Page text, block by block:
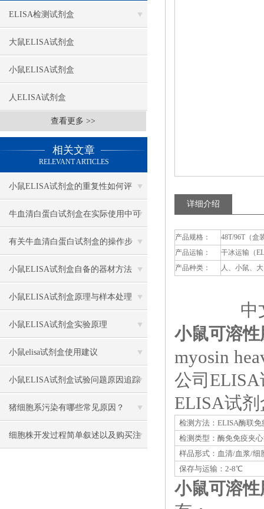
ELISA检测试剂盒
大鼠ELISA试剂盒
小鼠ELISA试剂盒
人ELISA试剂盒
查看更多 >>
相关文章
RELEVANT ARTICLES
小鼠ELISA试剂盒的重复性如何评
估？
牛血清白蛋白试剂盒在实际使用中可
分为多种类型测定
有关牛血清白蛋白试剂盒的操作步
骤，以下有详细说明
小鼠ELISA试剂盒自备的器材方法
小鼠ELISA试剂盒原理与样本处理
小鼠ELISA试剂盒实验原理
小鼠elisa试剂盒使用建议
小鼠ELISA试剂盒试验问题原因追踪
猪细胞系污染有哪些常见原因？
细胞株开发过程简单叙述以及购买注
详细介绍
产品规格：
48T/96T（盒
产品运输：
干冰运输（
产品种类：
人、小鼠、
中
小鼠可溶
myosin
公司
ELISA试
检测方法：ELISA酶联免
检测类型：酶免免疫夹
样品形式：血清/血浆/细
保存与运输：2-8℃
小鼠可溶